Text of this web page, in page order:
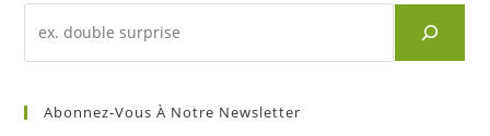
d'un
mots
Abonnez-Vous À Notre Newsletter